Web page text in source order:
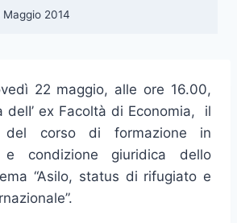
Maggio 2014
22 maggio, alle ore 16.00,
delI’ ex Facoltà di Economia, il
del corso di formazione in
e condizione giuridica dello
“Asilo, status di rifugiato e